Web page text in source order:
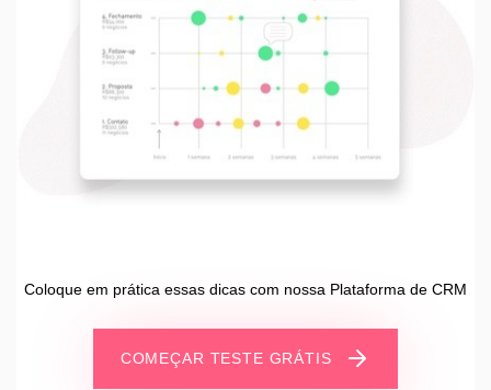
Coloque em prática essas dicas com nossa Plataforma de CRM
COMEÇAR TESTE GRÁTIS